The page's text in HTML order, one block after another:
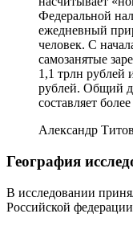
Федеральной
ежедневный
человек. С
самозанятые
1,1 трлн рублей
рублей. Общий
составляет
Александр Титов
География
В исследовании
Российской